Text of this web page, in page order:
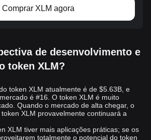
como
Bitcoin
hereum. Em setembro
de mercado era equivalente a cerca de
afetam seu preço.
O sentimento do
medido pela análise e os modelos de
Stellar, pode fazer seu preço flutuar.
a previsão de preços do
da Stellar com o Ministério de
da Ucrânia para desenvolver uma moeda
central (CBDC) causou impacto no
Comprar XLM agora
de desenvolvimento e
token XLM?
token XLM atualmente é de $5.63B, e
é #16. O token XLM é muito
Quando o mercado de alta chegar, o
XLM provavelmente continuará a
XLM tiver mais aplicações práticas; se os
totalmente o potencial do token